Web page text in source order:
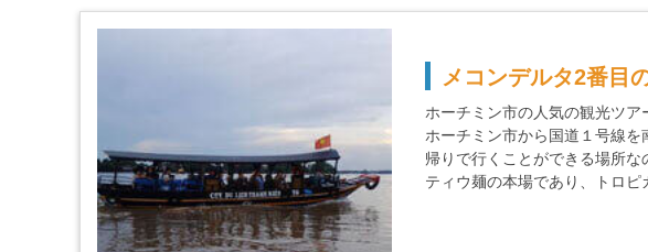
メコンデルタ2番目
ホーチミン市の人気の観光ツ
ホーチミン市から国道１号線
帰りで行くことができる場所な
ティウ麺の本場であり、トロピ